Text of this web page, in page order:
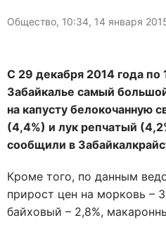
Общество, 10:34, 14 января
С 29 декабря 2014 года по
Забайкалье самый
на капусту белокочанную
(4,4%) и лук репчатый
сообщили в
Кроме того, по данным
прирост цен на морковь –
байховый – 2,8%,